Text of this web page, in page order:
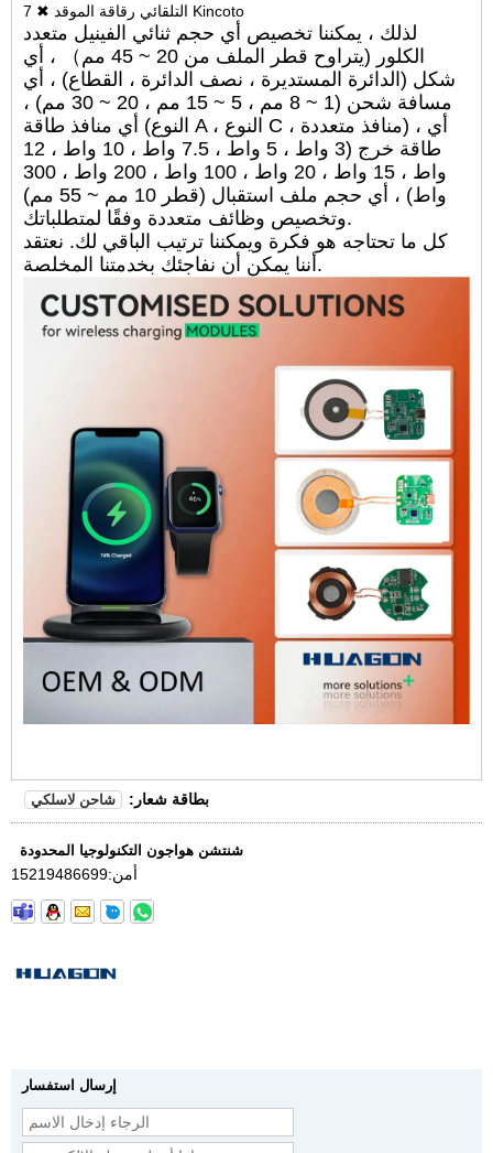
7 ✖ التلقائي رقاقة الموقد Kincoto
لذلك ، يمكننا تخصيص أي حجم ثنائي الفينيل متعدد
الكلور (يتراوح قطر الملف من 20 ~ 45 مم） ، أي
شكل (الدائرة المستديرة ، نصف الدائرة ، القطاع) ، أي
مسافة شحن (1 ~ 8 مم ، 5 ~ 15 مم ، 20 ~ 30 مم) ،
أي منافذ طاقة (النوع A ، النوع C ، منافذ متعددة) ، أي
طاقة خرج (3 واط ، 5 واط ، 7.5 واط ، 10 واط ، 12
واط ، 15 واط ، 20 واط ، 100 واط ، 200 واط ، 300
واط) ، أي حجم ملف استقبال (قطر 10 مم ~ 55 مم)
وتخصيص وظائف متعددة وفقًا لمتطلباتك.
كل ما تحتاجه هو فكرة ويمكننا ترتيب الباقي لك. نعتقد
أننا يمكن أن نفاجئك بخدمتنا المخلصة.
بطاقة شعار: شاحن لاسلكي
شنتشن هواجون التكنولوجيا المحدودة
أمن:15219486699
إرسال استفسار